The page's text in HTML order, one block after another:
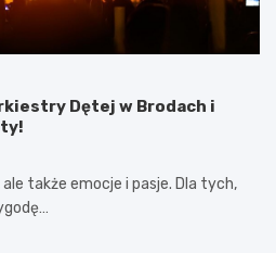
Dętej w Brodach i
także emocje i pasje. Dla tych,